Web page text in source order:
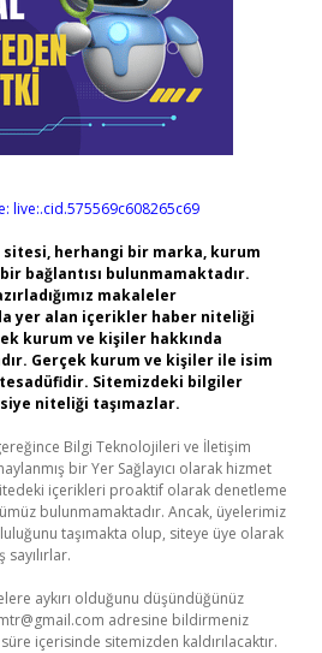
live:.cid.575569c608265c69
herhangi bir marka, kurum
bağlantısı bulunmamaktadır.
makaleler
yer alan içerikler haber niteliği
kurum ve kişiler hakkında
Gerçek kurum ve kişiler ile isim
Sitemizdeki bilgiler
niteliği taşımazlar.
Bilgi Teknolojileri ve İletişim
bir Yer Sağlayıcı olarak hizmet
içerikleri proaktif olarak denetleme
bulunmamaktadır. Ancak, üyelerimiz
taşımakta olup, siteye üye olarak
aykırı olduğunu düşündüğünüz
adresine bildirmeniz
içerisinde sitemizden kaldırılacaktır.